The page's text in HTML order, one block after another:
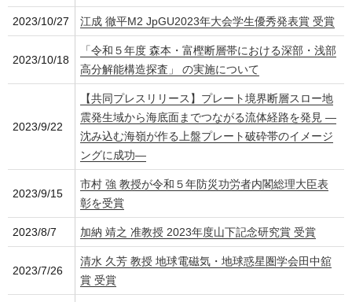
2023/10/27 江成 徹平M2 JpGU2023年大会学生優秀発表賞 受賞
2023/10/18
「令和５年度 森本・富樫断層帯における深部・浅部
高分解能構造探査」 の実施について
2023/9/22
【共同プレスリリース】プレート境界断層スロー地
震発生域から海底面までつながる流体経路を発見 ―
沈み込む海嶺が作る上盤プレート破砕帯のイメージ
ングに成功―
2023/9/15
市村 強 教授が令和５年防災功労者内閣総理大臣表
彰を受賞
2023/8/7 加納 靖之 准教授 2023年度山下記念研究賞 受賞
2023/7/26
清水 久芳 教授 地球電磁気・地球惑星圏学会田中舘
賞 受賞